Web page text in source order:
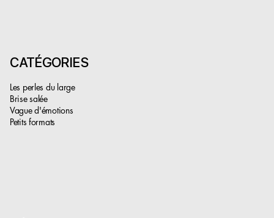
CATÉGORIES
Les perles du large
Brise salée
Vague d'émotions
Petits formats